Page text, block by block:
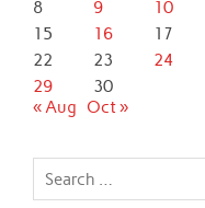
8
9 10
15
16 17
22
23 24
29
30
« Aug
Oct »